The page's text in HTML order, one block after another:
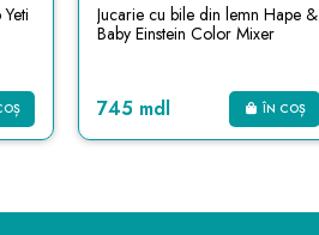
Jucarie cu bile din lemn Hape &
Baby Einstein Color Mixer
745 mdl ÎN COȘ